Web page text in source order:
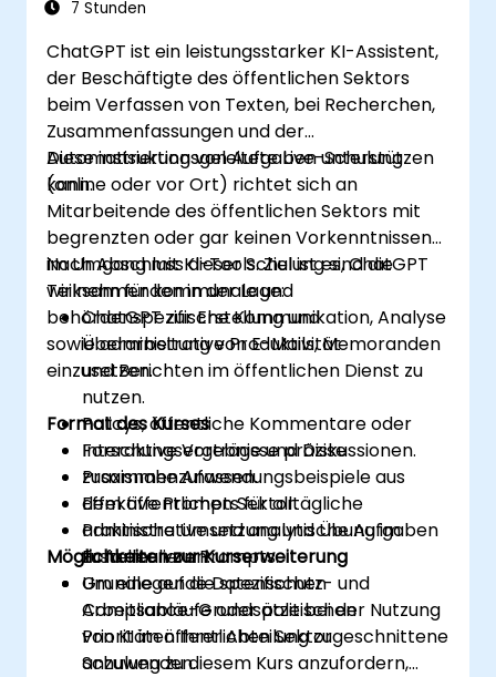
7 Stunden
ChatGPT ist ein leistungsstarker KI-Assistent,
der Beschäftigte des öffentlichen Sektors
beim Verfassen von Texten, bei Recherchen,
Zusammenfassungen und der
Automatisierung von Aufgaben unterstützen
kann.
Diese instruktionsgeleitete Live-Schulung
(online oder vor Ort) richtet sich an
Mitarbeitende des öffentlichen Sektors mit
begrenzten oder gar keinen Vorkenntnissen
im Umgang mit KI-Tools. Ziel ist es, ChatGPT
wirksam für kommunale und
behördenspezifische Kommunikation, Analyse
sowie administrative Produktivität
einzusetzen.
Nach Abschluss dieser Schulung sind die
Teilnehmenden in der Lage:
ChatGPT zur Erstellung und
Überarbeitung von E-Mails, Memoranden
und Berichten im öffentlichen Dienst zu
nutzen.
Policys, öffentliche Kommentare oder
Forschungsergebnisse präzise
zusammenzufassen.
Effektive Prompts für alltägliche
administrative und analytische Aufgaben
zu formulieren.
Grundlegende Datenschutz- und
Compliance-Grundsätze bei der Nutzung
von KI im öffentlichen Sektor
anzuwenden.
Format des Kurses
Interaktive Vorträge und Diskussionen.
Praxisnahe Anwendungsbeispiele aus
dem öffentlichen Sektor.
Praktische Umsetzung und Übung im
Erstellen von Prompts.
Möglichkeiten zur Kurserweiterung
Um eine auf die spezifischen
Arbeitsabläufe oder politischen
Prioritäten Ihrer Abteilung zugeschnittene
Schulung zu diesem Kurs anzufordern,